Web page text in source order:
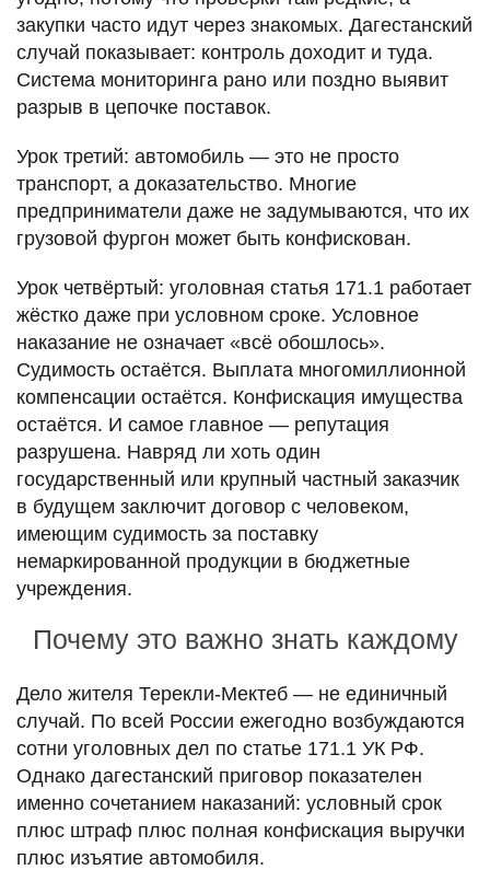
закупки часто идут через знакомых. Дагестанский
случай показывает: контроль доходит и туда.
Система мониторинга рано или поздно выявит
разрыв в цепочке поставок.
Урок третий: автомобиль — это не просто
транспорт, а доказательство. Многие
предприниматели даже не задумываются, что их
грузовой фургон может быть конфискован.
Урок четвёртый: уголовная статья 171.1 работает
жёстко даже при условном сроке. Условное
наказание не означает «всё обошлось».
Судимость остаётся. Выплата многомиллионной
компенсации остаётся. Конфискация имущества
остаётся. И самое главное — репутация
разрушена. Навряд ли хоть один
государственный или крупный частный заказчик
в будущем заключит договор с человеком,
имеющим судимость за поставку
немаркированной продукции в бюджетные
учреждения.
Почему это важно знать каждому
Дело жителя Терекли-Мектеб — не единичный
случай. По всей России ежегодно возбуждаются
сотни уголовных дел по статье 171.1 УК РФ.
Однако дагестанский приговор показателен
именно сочетанием наказаний: условный срок
плюс штраф плюс полная конфискация выручки
плюс изъятие автомобиля.